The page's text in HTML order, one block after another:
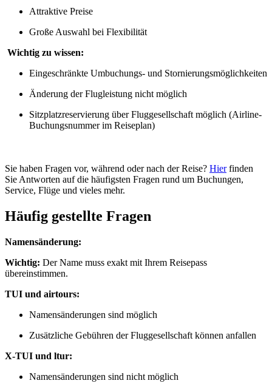
Attraktive Preise
Große Auswahl bei Flexibilität
Wichtig zu wissen:
Eingeschränkte Umbuchungs- und Stornierungsmöglichkeiten
Änderung der Flugleistung nicht möglich
Sitzplatzreservierung über Fluggesellschaft möglich (Airline-
Buchungsnummer im Reiseplan)
Sie haben Fragen vor, während oder nach der Reise? Hierfinden
Sie Antworten auf die häufigsten Fragen rund um Buchungen,
Service, Flüge und vieles mehr.
Häufig gestellte Fragen
Namensänderung:
Wichtig: Der Name muss exakt mit Ihrem Reisepass
übereinstimmen.
TUI und airtours:
Namensänderungen sind möglich
Zusätzliche Gebühren der Fluggesellschaft können anfallen
X-TUI und ltur:
Namensänderungen sind nicht möglich